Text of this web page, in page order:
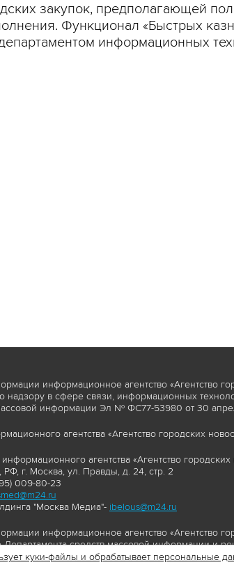
закупок, предполагающей
Функционал «Быстрых
информационных
информационное агентство «Агентство
в сфере связи, информационных
информации Эл № ФС77-53980 от 30
агентства «Агентство городских
агентства «Агентство
РФ, г. Москва, ул. Правды, д. 24, стр. 2
009-80-23
"Москва Медиа"- ibelous@m24.ru
информационное агентство «Агентство
средств массовой информации и
содержит материалы, товарные знаки и
куки-файлы и обрабатывает персональные